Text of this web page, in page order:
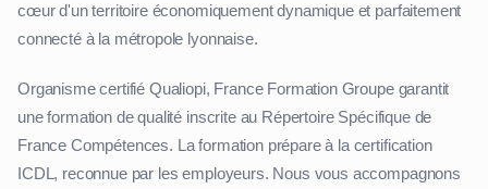
cœur d'un territoire économiquement dynamique et parfaitement
connecté à la métropole lyonnaise.
Organisme certifié Qualiopi, France Formation Groupe garantit
une formation de qualité inscrite au Répertoire Spécifique de
France Compétences. La formation prépare à la certification
ICDL, reconnue par les employeurs. Nous vous accompagnons